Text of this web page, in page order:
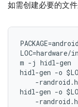
如需创建必要的文
PACKAGE=android
LOC=hardware/
m - j hidl-gen
hidl-gen -o
-randroid .
hidl-gen -o
-randroid .